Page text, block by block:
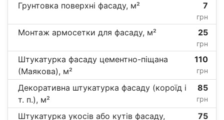
Грунтовка поверхні фасаду, м² 7
грн
Монтаж армосетки для фасаду, м² 25
грн
Штукатурка фасаду цементно-піщана
(Маякова), м²
110
грн
Декоративна штукатурка фасаду (короїд і
т. п.), м²
85
грн
Штукатурка укосів або кутів фасаду,
75